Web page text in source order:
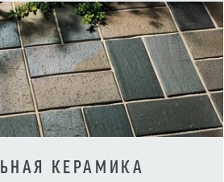
КЕРАМИКА